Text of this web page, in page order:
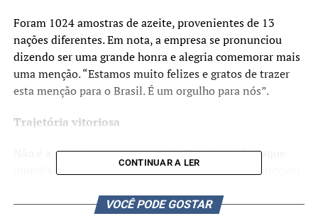
Foram 1024 amostras de azeite, provenientes de 13
nações diferentes. Em nota, a empresa se pronunciou
dizendo ser uma grande honra e alegria comemorar mais
uma menção. “Estamos muito felizes e gratos de trazer
esta menção para o Brasil. É um orgulho para nós”.
Trajetória vitoriosa
Não é a primeira vez que o azeite Capolivo é destaque
mundial. Em julho de 2019, o Azeite Capolivo participou
CONTINUAR A LER
VOCÊ PODE GOSTAR